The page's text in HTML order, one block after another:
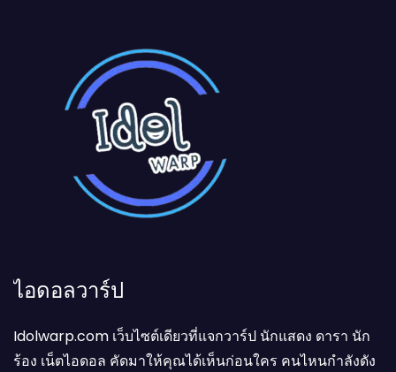
ไอดอลวาร์ป
Idolwarp.com เว็บไซต์เดียวที่แจกวาร์ป นักแสดง ดารา นัก
ร้อง เน็ตไอดอล คัดมาให้คุณได้เห็นก่อนใคร คนไหนกำลังดัง